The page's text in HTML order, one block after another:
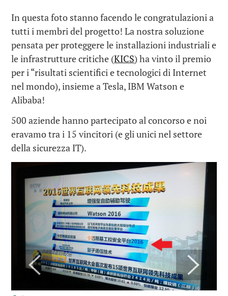
In questa foto stanno facendo le congratulazioni a
tutti i membri del progetto! La nostra soluzione
pensata per proteggere le installazioni industriali e
le infrastrutture critiche (KICS) ha vinto il premio
per i “risultati scientifici e tecnologici di Internet
nel mondo), insieme a Tesla, IBM Watson e
Alibaba!
500 aziende hanno partecipato al concorso e noi
eravamo tra i 15 vincitori (e gli unici nel settore
della sicurezza IT).